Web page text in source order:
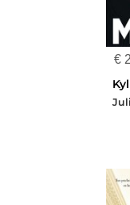
€